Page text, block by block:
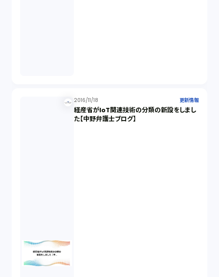
2016/11/18 更新情報
経産省がIoT関連技術の分類の新設をしまし
た【中野弁護士ブログ】